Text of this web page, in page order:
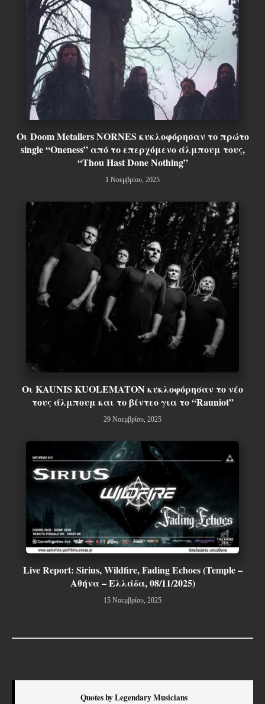
Οι Doom Metallers NORNES κυκλοφόρησαν το πρώτο
single “Oneness” από το επερχόμενο άλμπουμ τους,
“Thou Hast Done Nothing”
1 Νοεμβρίου, 2025
Οι KAUNIS KUOLEMATON κυκλοφόρησαν το νέο
τους άλμπουμ και το βίντεο για το “Rauniot”
29 Νοεμβρίου, 2025
Live Report: Sirius, Wildfire, Fading Echoes (Temple –
Αθήνα – Ελλάδα, 08/11/2025)
15 Νοεμβρίου, 2025
Quotes by Legendary Musicians